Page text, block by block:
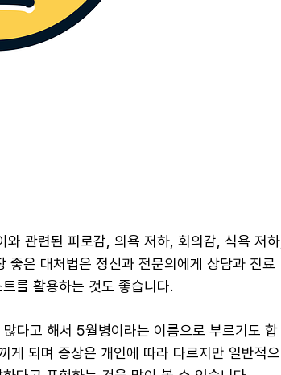
관련된 피로감, 의욕 저하, 회의감, 식욕 저하,
좋은 대처법은 정신과 전문의에게 상담과 진료
를 활용하는 것도 좋습니다.
다고 해서 5월병이라는 이름으로 부르기도 합
게 되며 증상은 개인에 따라 다르지만 일반적으